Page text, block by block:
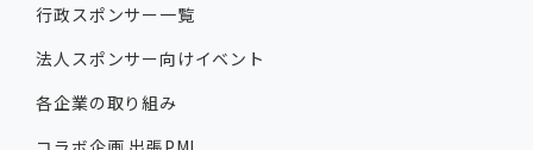
行政スポンサー一覧
法人スポンサー向けイベント
各企業の取り組み